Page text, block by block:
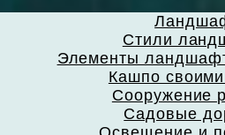
Стили
Элементы
Кашпо
Сооружение
Садовые